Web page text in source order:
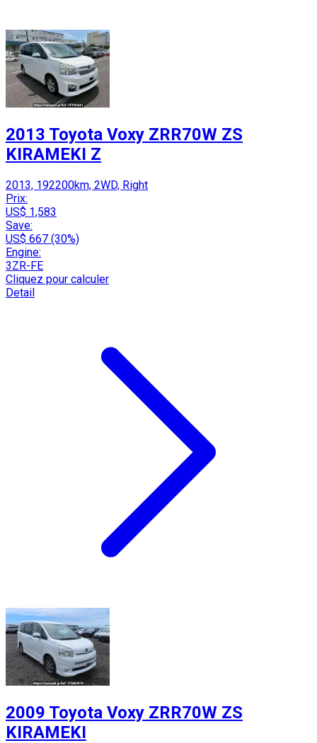
2013 Toyota Voxy ZRR70W ZS
KIRAMEKI Z
2013, 192200km, 2WD, Right
Prix:
US$ 1,583
Save:
US$ 667 (30%)
Engine:
3ZR-FE
Cliquez pour calculer
Detail
2009 Toyota Voxy ZRR70W ZS
KIRAMEKI